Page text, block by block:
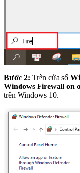
Bước 2: Trên cửa sổ
Windows Firewall on
trên Windows 10.